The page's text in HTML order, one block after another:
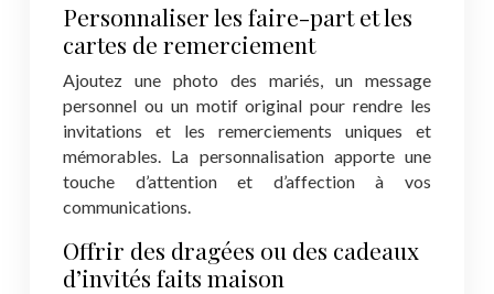
Personnaliser les faire-part et les
cartes de remerciement
Ajoutez une photo des mariés, un message
personnel ou un motif original pour rendre les
invitations et les remerciements uniques et
mémorables. La personnalisation apporte une
touche d’attention et d’affection à vos
communications.
Offrir des dragées ou des cadeaux
d’invités faits maison